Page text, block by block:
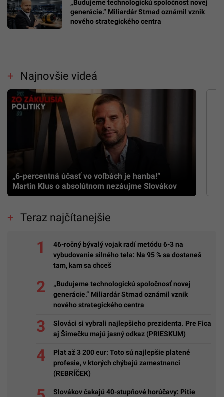
„Budujeme technologickú spoločnosť novej
generácie.“ Miliardár Strnad oznámil vznik
nového strategického centra
Najnovšie videá
„6-percentná účasť vo voľbách je hanba!“
Martin Klus o absolútnom nezáujme Slovákov
Teraz najčítanejšie
46-ročný bývalý vojak radí metódu 6-3 na
vybudovanie silného tela: Na 95 % sa dostaneš
tam, kam sa chceš
„Budujeme technologickú spoločnosť novej
generácie.“ Miliardár Strnad oznámil vznik
nového strategického centra
Slováci si vybrali najlepšieho prezidenta. Pre Fica
aj Šimečku majú jasný odkaz (PRIESKUM)
Plat až 3 200 eur: Toto sú najlepšie platené
profesie, v ktorých chýbajú zamestnanci
(REBRÍČEK)
Slovákov čakajú 40-stupňové horúčavy: Pitie